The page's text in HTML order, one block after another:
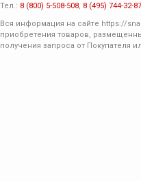
Тел.: 8 (800) 5-508-508, 8 (495) 744-32-87
Вся информация на сайте https://
приобретения товаров,
получения запроса от Покупателя